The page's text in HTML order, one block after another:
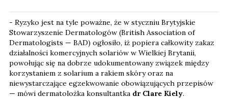
- Ryzyko jest na tyle poważne, że w styczniu Brytyjskie
Stowarzyszenie Dermatologów (British Association of
Dermatologists — BAD) ogłosiło, iż popiera całkowity zakaz
działalności komercyjnych solariów w Wielkiej Brytanii,
powołując się na dobrze udokumentowany związek między
korzystaniem z solarium a rakiem skóry oraz na
niewystarczające egzekwowanie obowiązujących przepisów
— mówi dermatolożka konsultantka dr Clare Kiely.